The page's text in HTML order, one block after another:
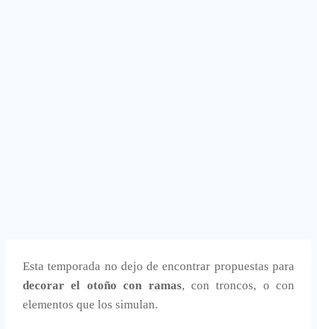
Esta temporada no dejo de encontrar propuestas para
decorar el otoño con ramas, con troncos, o con
elementos que los simulan.